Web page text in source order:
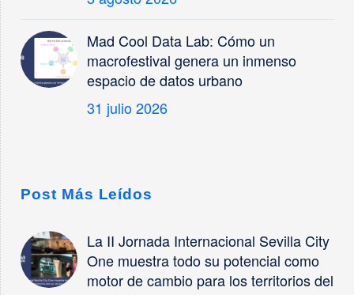
Mad Cool Data Lab: Cómo un
macrofestival genera un inmenso
espacio de datos urbano
31 julio 2026
Post Más Leídos
La II Jornada Internacional Sevilla City
One muestra todo su potencial como
motor de cambio para los territorios del